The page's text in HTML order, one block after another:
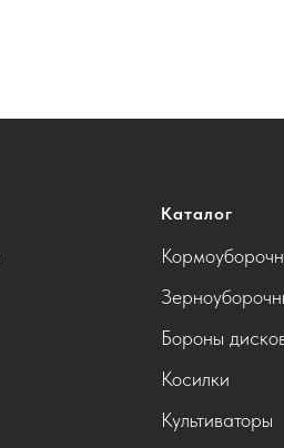
Каталог
Бороны
Косилки
Культиваторы